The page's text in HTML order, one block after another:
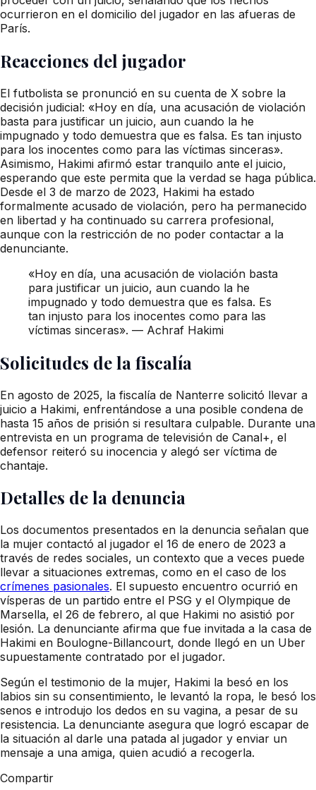
ocurrieron en el domicilio del jugador en las afueras de
París.
Reacciones del jugador
El futbolista se pronunció en su cuenta de X sobre la
decisión judicial: «Hoy en día, una acusación de violación
basta para justificar un juicio, aun cuando la he
impugnado y todo demuestra que es falsa. Es tan injusto
para los inocentes como para las víctimas sinceras».
Asimismo, Hakimi afirmó estar tranquilo ante el juicio,
esperando que este permita que la verdad se haga pública.
Desde el 3 de marzo de 2023, Hakimi ha estado
formalmente acusado de violación, pero ha permanecido
en libertad y ha continuado su carrera profesional,
aunque con la restricción de no poder contactar a la
denunciante.
«Hoy en día, una acusación de violación basta
para justificar un juicio, aun cuando la he
impugnado y todo demuestra que es falsa. Es
tan injusto para los inocentes como para las
víctimas sinceras». — Achraf Hakimi
Solicitudes de la fiscalía
En agosto de 2025, la fiscalía de Nanterre solicitó llevar a
juicio a Hakimi, enfrentándose a una posible condena de
hasta 15 años de prisión si resultara culpable. Durante una
entrevista en un programa de televisión de Canal+, el
defensor reiteró su inocencia y alegó ser víctima de
chantaje.
Detalles de la denuncia
Los documentos presentados en la denuncia señalan que
la mujer contactó al jugador el 16 de enero de 2023 a
través de redes sociales, un contexto que a veces puede
llevar a situaciones extremas, como en el caso de los
crímenes pasionales. El supuesto encuentro ocurrió en
vísperas de un partido entre el PSG y el Olympique de
Marsella, el 26 de febrero, al que Hakimi no asistió por
lesión. La denunciante afirma que fue invitada a la casa de
Hakimi en Boulogne-Billancourt, donde llegó en un Uber
supuestamente contratado por el jugador.
Según el testimonio de la mujer, Hakimi la besó en los
labios sin su consentimiento, le levantó la ropa, le besó los
senos e introdujo los dedos en su vagina, a pesar de su
resistencia. La denunciante asegura que logró escapar de
la situación al darle una patada al jugador y enviar un
mensaje a una amiga, quien acudió a recogerla.
Compartir